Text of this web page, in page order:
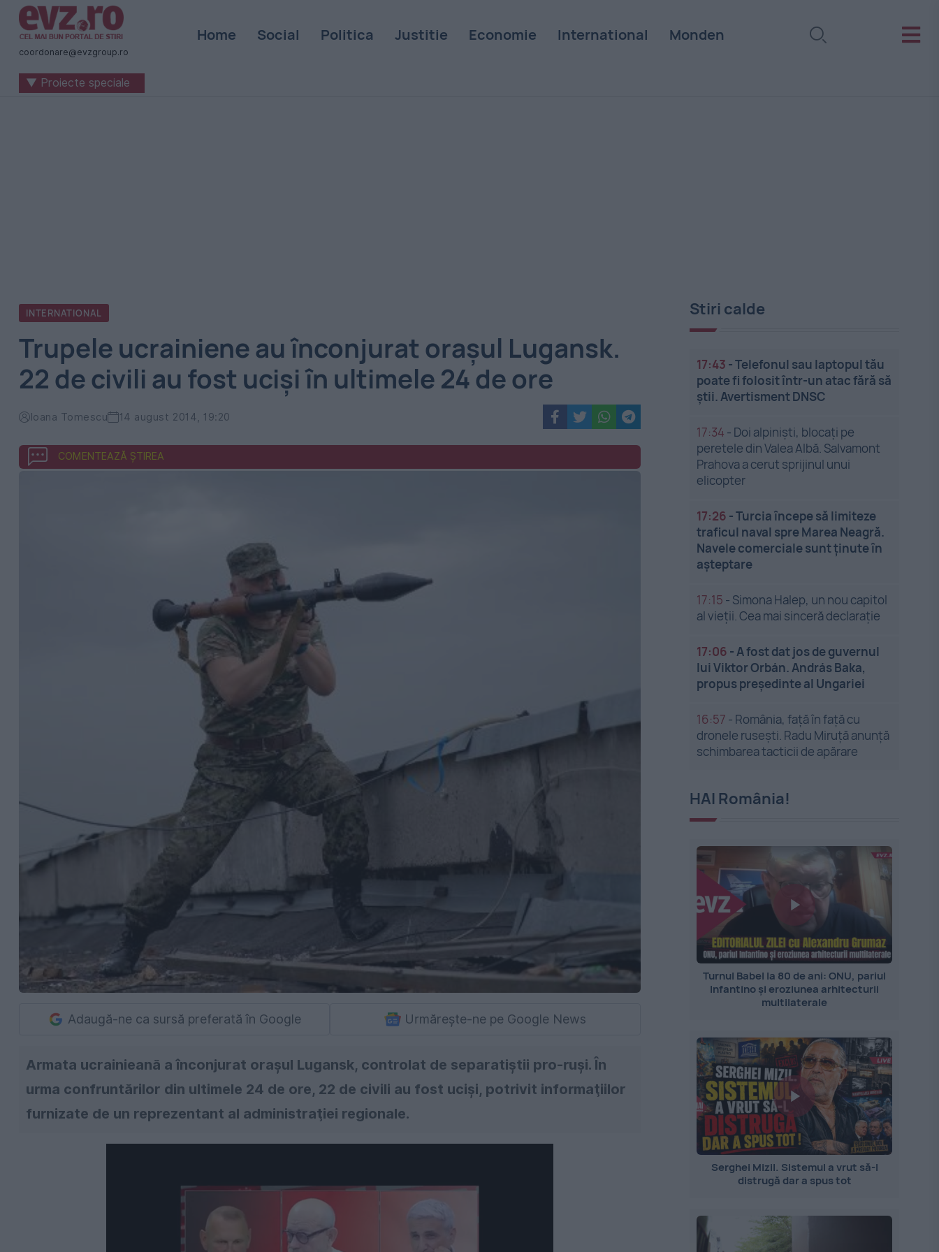
Știri
naționale
internaționale
coordonare@evzgroup.ro
Home Social Politica Justitie Economie International Monden
▼ Proiecte speciale
INTERNATIONAL
Trupele ucrainiene au înconjurat oraşul Lugansk.
22 de civili au fost ucişi în ultimele 24 de ore
Ioana Tomescu 14 august 2014, 19:20
COMENTEAZĂ ȘTIREA
Adaugă-ne ca sursă preferată în Google Urmărește-ne pe Google News
Armata ucrainieană a înconjurat oraşul Lugansk, controlat de separatiştii pro-ruşi. În
urma confruntărilor din ultimele 24 de ore, 22 de civili au fost ucişi, potrivit informaţiilor
furnizate de un reprezentant al administraţiei regionale.
Stiri calde
17:43 -Telefonul sau laptopul tău
poate fi folosit într-un atac fără să
știi. Avertisment DNSC
17:34 - Doi alpiniști, blocați pe
peretele din Valea Albă. Salvamont
Prahova a cerut sprijinul unui
elicopter
17:26 -Turcia începe să limiteze
traficul naval spre Marea Neagră.
Navele comerciale sunt ținute în
așteptare
17:15 - Simona Halep, un nou capitol
al vieții. Cea mai sinceră declarație
17:06 -A fost dat jos de guvernul
lui Viktor Orbán. András Baka,
propus președinte al Ungariei
16:57 - România, față în față cu
dronele rusești. Radu Miruță anunță
schimbarea tacticii de apărare
HAI România!
Turnul Babel la 80 de ani: ONU, pariul
Infantino și eroziunea arhitecturii
multilaterale
Serghei Mizil. Sistemul a vrut să-l
distrugă dar a spus tot